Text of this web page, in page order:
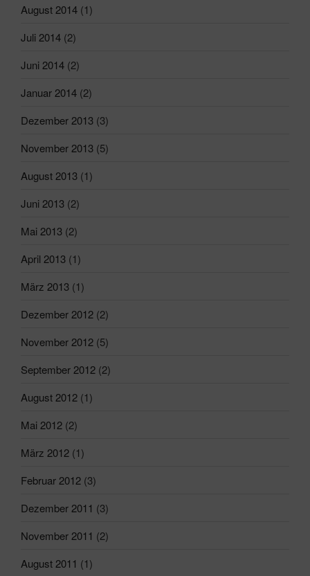
August 2014 (1)
Juli 2014 (2)
Juni 2014 (2)
Januar 2014 (2)
Dezember 2013 (3)
November 2013 (5)
August 2013 (1)
Juni 2013 (2)
Mai 2013 (2)
April 2013 (1)
März 2013 (1)
Dezember 2012 (2)
November 2012 (5)
September 2012 (2)
August 2012 (1)
Mai 2012 (2)
März 2012 (1)
Februar 2012 (3)
Dezember 2011 (3)
November 2011 (2)
August 2011 (1)